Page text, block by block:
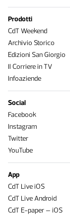
Prodotti
CdT Weekend
Archivio Storico
Edizioni San Giorgio
Il Corriere in TV
Infoaziende
Social
Facebook
Instagram
Twitter
YouTube
App
CdT Live iOS
CdT Live Android
CdT E-paper – iOS